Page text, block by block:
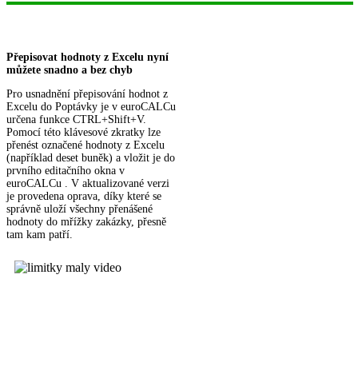
Přepisovat hodnoty z Excelu nyní
můžete snadno a bez chyb
Pro usnadnění přepisování hodnot z
Excelu do Poptávky je v euroCALCu
určena funkce CTRL+Shift+V.
Pomocí této klávesové zkratky lze
přenést označené hodnoty z Excelu
(například deset buněk) a vložit je do
prvního editačního okna v
euroCALCu . V aktualizované verzi
je provedena oprava, díky které se
správně uloží všechny přenášené
hodnoty do mřížky zakázky, přesně
tam kam patří.